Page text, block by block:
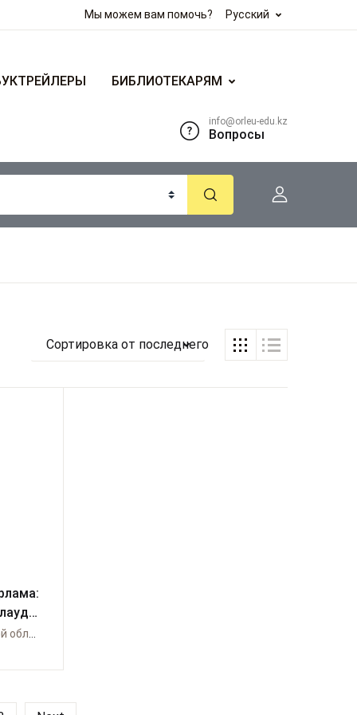
Мы можем вам помочь? Русский
БИБЛИОТЕКАРЯМ
info@orleu-edu.kz
Вопросы
Сортировка от последнего